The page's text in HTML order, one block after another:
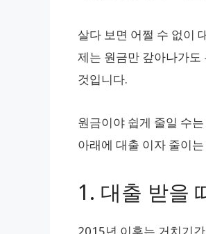
살다 보면 어쩔 수 없이
제는 원금만 갚아나가
것입니다.
원금이야 쉽게 줄일 수
아래에 대출 이자 줄이
1. 대출 받을